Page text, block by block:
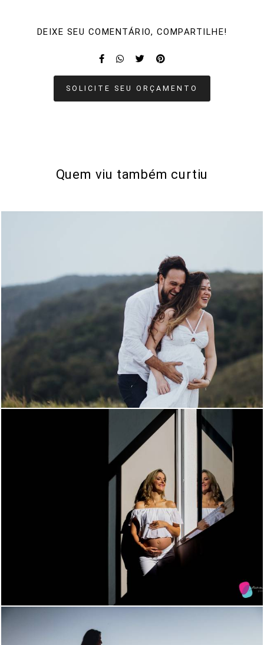
DEIXE SEU COMENTÁRIO, COMPARTILHE!
SOLICITE SEU ORÇAMENTO
Quem viu também curtiu
894 0
2216 0